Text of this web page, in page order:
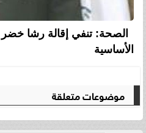
الصحة: تنفي إقالة رشا
الأساسية
موضوعات متعلقة